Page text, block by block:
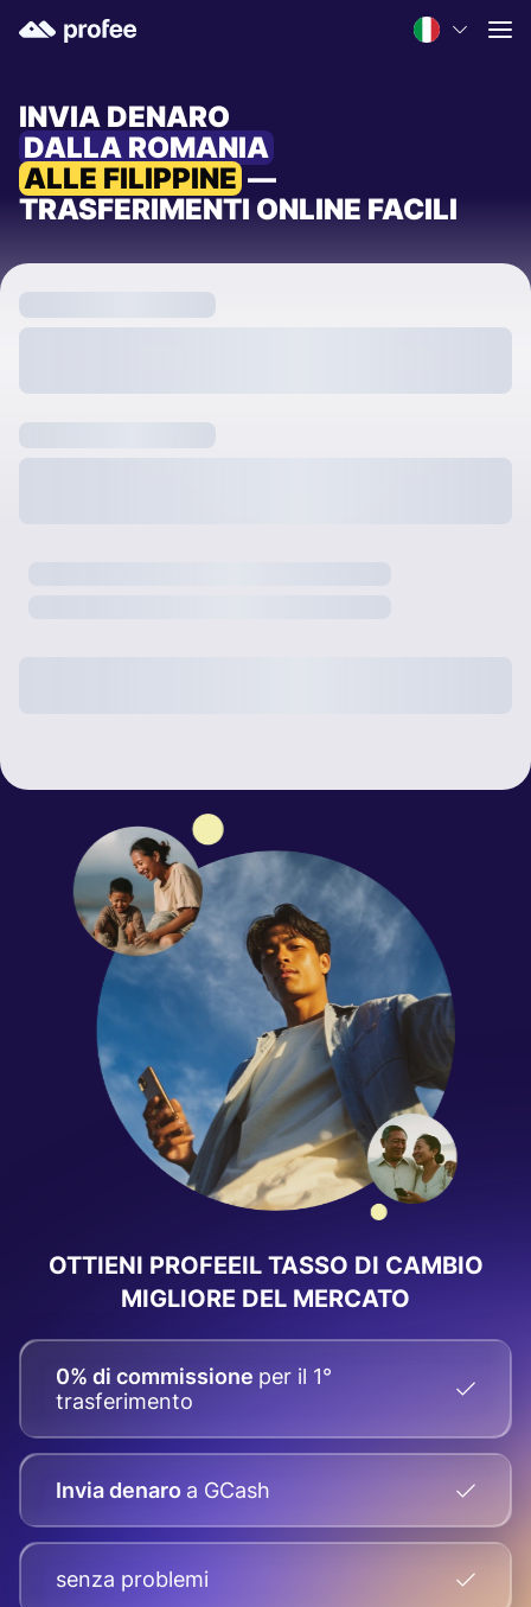
INVIA DENARO
DALLA ROMANIA
ALLE FILIPPINE —
TRASFERIMENTI ONLINE FACILI
OTTIENI PROFEEIL TASSO DI CAMBIO
MIGLIORE DEL MERCATO
0% di commissione per il 1°
trasferimento
Invia denaro a GCash
senza problemi